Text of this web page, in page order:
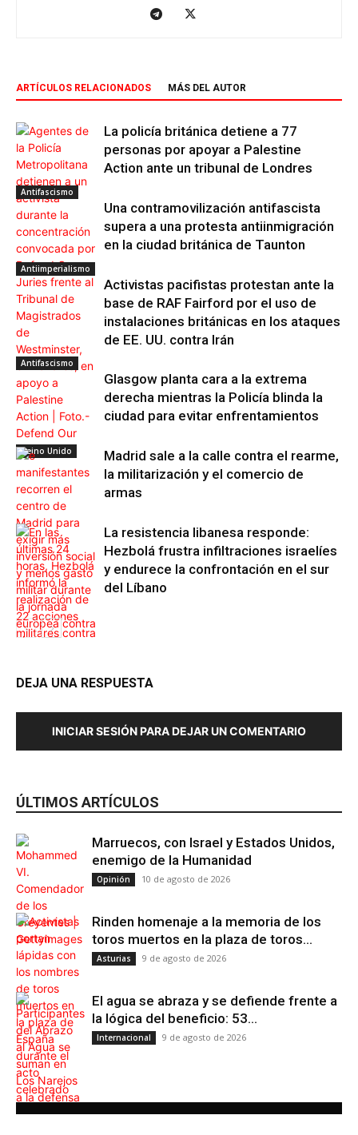
ARTÍCULOS RELACIONADOS MÁS DEL AUTOR
Reino Unido
La policía británica detiene a 77
personas por apoyar a Palestine
Action ante un tribunal de Londres
Antifascismo
Una contramovilización antifascista
supera a una protesta antiinmigración
en la ciudad británica de Taunton
Antiimperialismo
Activistas pacifistas protestan ante la
base de RAF Fairford por el uso de
instalaciones británicas en los ataques
de EE. UU. contra Irán
Antifascismo
Glasgow planta cara a la extrema
derecha mientras la Policía blinda la
ciudad para evitar enfrentamientos
Madrid sale a la calle contra el rearme,
la militarización y el comercio de
armas
Antiimperialismo
La resistencia libanesa responde:
Hezbolá frustra infiltraciones israelíes
y endurece la confrontación en el sur
del Líbano
DEJA UNA RESPUESTA
INICIAR SESIÓN PARA DEJAR UN COMENTARIO
ÚLTIMOS ARTÍCULOS
Marruecos, con Israel y Estados Unidos,
enemigo de la Humanidad
Opinión 10 de agosto de 2026
Rinden homenaje a la memoria de los
toros muertos en la plaza de toros...
Asturias 9 de agosto de 2026
El agua se abraza y se defiende frente a
la lógica del beneficio: 53...
Internacional 9 de agosto de 2026